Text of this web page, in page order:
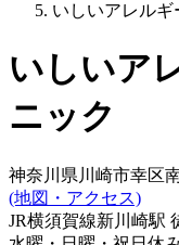
いしいアレルギ
いしいア
ニック
神奈川県川崎市幸区
(地図・アクセス)
JR横須賀線新川崎駅